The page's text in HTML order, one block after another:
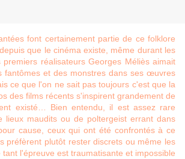
font certainement partie de ce folklore
que le cinéma existe, même durant les
réalisateurs Georges Méliès aimait
fantômes et des monstres dans ses œuvres
ce que l'on ne sait pas toujours c'est que la
des films récents s'inspirent grandement de
existé… Bien entendu, il est assez rare
lieux maudits ou de poltergeist errant dans
cause, ceux qui ont été confrontés à ce
préfèrent plutôt rester discrets ou même les
tant l'épreuve est traumatisante et impossible